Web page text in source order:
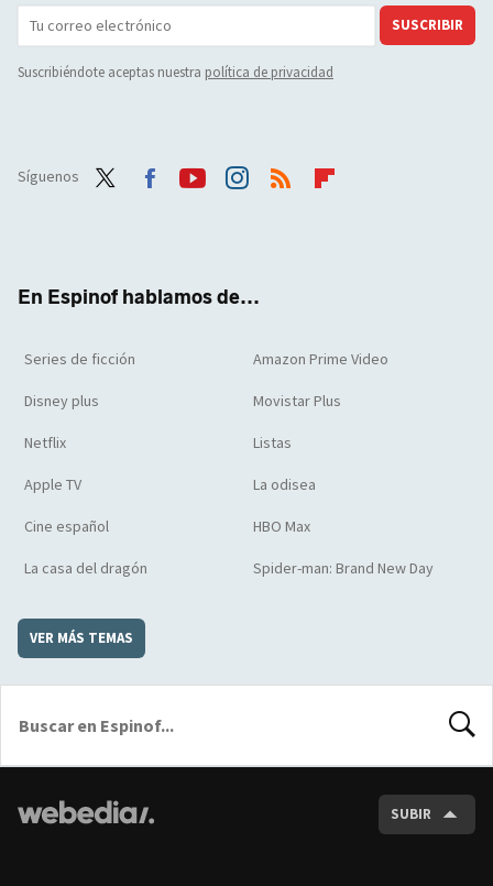
SUSCRIBIR
Suscribiéndote aceptas nuestra política de privacidad
Síguenos
En Espinof hablamos de...
Series de ficción Amazon Prime Video
Disney plus Movistar Plus
Netflix Listas
Apple TV La odisea
Cine español HBO Max
La casa del dragón Spider-man: Brand New Day
VER MÁS TEMAS
SUBIR